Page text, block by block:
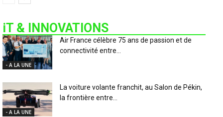
iT & INNOVATIONS
- A LA UNE
Air France célèbre 75 ans de passion et de
connectivité entre...
- A LA UNE
La voiture volante franchit, au Salon de Pékin,
la frontière entre...